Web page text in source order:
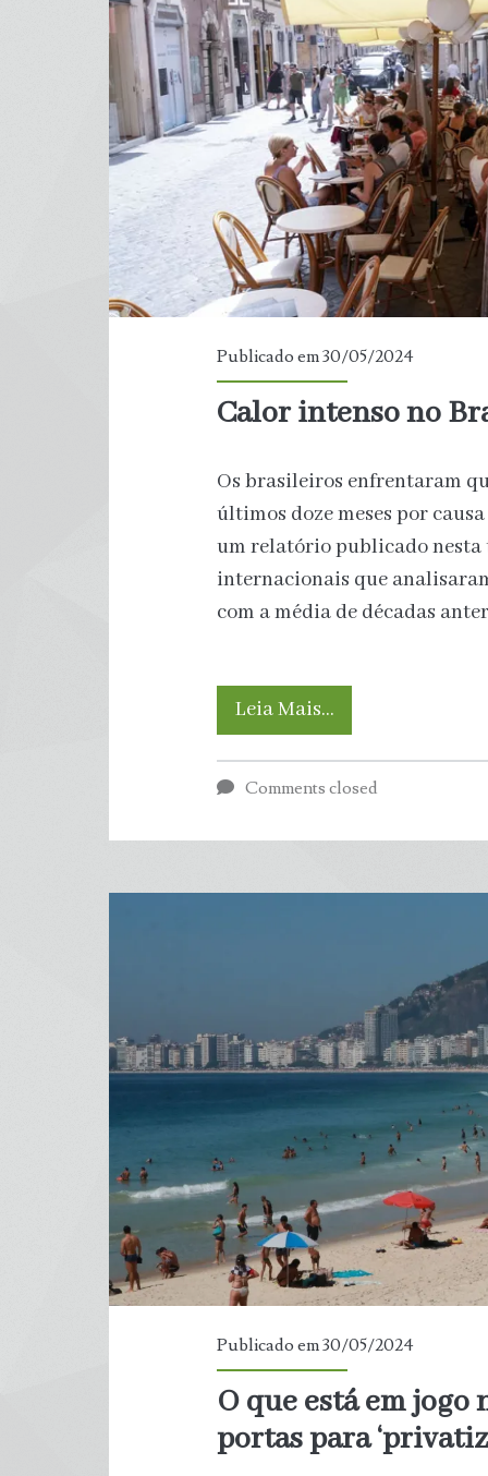
alimentos
‘plant
based’
têm
traços
de
agrotóxicos,
diz
estudo
Publicado em 30/05/2024
Calor intenso no
Os brasileiros enfrentaram
últimos doze meses por
um relatório publicado
internacionais que
com a média de décadas
Leia Mais…Calor
intenso
mundo
Comments closed
Publicado em 30/05/2024
O que está em
portas para